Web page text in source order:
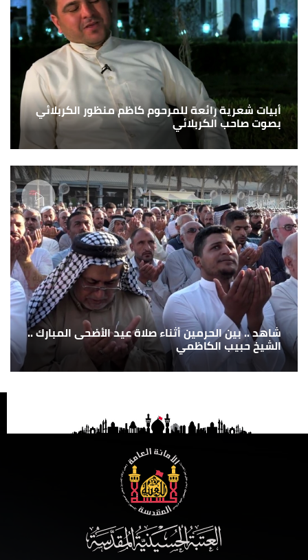
أبيات شعرية رائعة للمرحوم كاظم منظور الكربلائي
بصوت صاحب الكربلائي
شاهد .. بين الحرمين أثناء صلاة عيد الأضحى المبارك ..
الشيخ حبيب الكاظمي